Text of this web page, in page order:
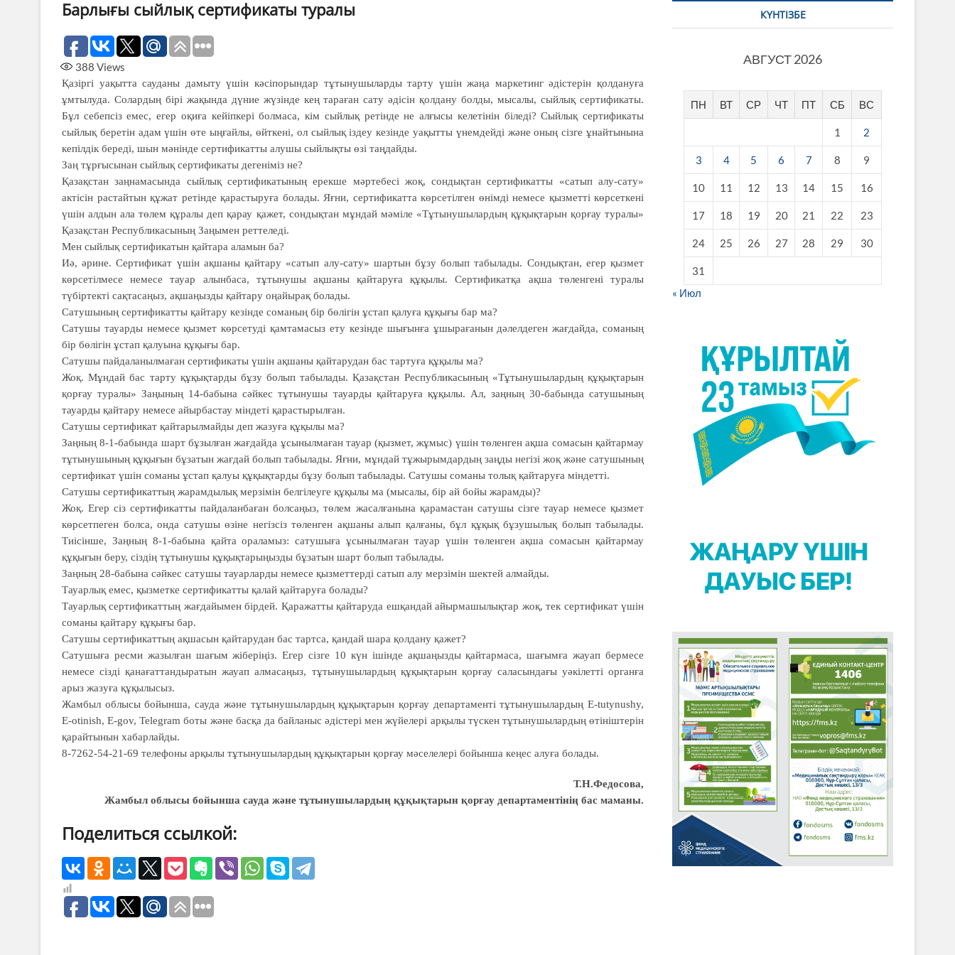
Барлығы сыйлық сертификаты туралы
388 Views
Қазіргі уақытта сауданы дамыту үшін кәсіпорындар тұтынушыларды тарту үшін жаңа маркетинг әдістерін қолдануға
ұмтылуда. Солардың бірі жақында дүние жүзінде кең тараған сату әдісін қолдану болды, мысалы, сыйлық сертификаты.
Бұл себепсіз емес, егер оқиға кейіпкері болмаса, кім сыйлық ретінде не алғысы келетінін біледі? Сыйлық сертификаты
сыйлық беретін адам үшін өте ыңғайлы, өйткені, ол сыйлық іздеу кезінде уақытты үнем­дейді және оның сізге ұнайтынына
кепілдік береді, шын мәнінде сертификатты алушы сыйлықты өзі таңдайды.
Заң тұрғысынан сыйлық серти­фикаты дегеніміз не?
Қазақстан заңнамасында сыйлық сертификатының ерекше мәртебесі жоқ, сондықтан сертификатты «сатып алу-сату»
актісін растайтын құжат ре­тінде қарастыруға болады. Яғни, сер­тификатта көрсетілген өнімді не­месе қызметті көрсеткені
үшін алдын ала тө­лем құралы деп қарау қажет, сон­дықтан мұндай мәміле «Тұты­нушы­лардың құ­қықтарын қорғау туралы»
Қазақстан Рес­публикасының Заңымен реттеледі.
Мен сыйлық сертификатын қай­тара аламын ба?
Иә, әрине. Сертификат үшін ақшаны қайтару «сатып алу-сату» шартын бұзу бо­лып табылады. Сондықтан, егер қызмет
көрсетілмесе немесе тауар алын­­баса, тұтынушы ақшаны қайтаруға құ­қылы. Сертификатқа ақша төленгені ту­ралы
түбіртекті сақтасаңыз, ақша­ңыз­ды қайтару оңайырақ болады.
Сатушының сертификатты қай­тару кезінде соманың бір бөлігін ұс­тап қалуға құқығы бар ма?
Сатушы тауарды немесе қызмет көр­се­туді қамтамасыз ету кезінде шығынға ұшы­рағанын дәлелдеген жағдайда, со­маның
бір бөлігін ұстап қалуына құ­қы­ғы бар.
Сатушы пайдаланылмаған серти­фикаты үшін ақшаны қайтарудан бас тар­­туға құқылы ма?
Жоқ. Мұндай бас тарту құқықтарды бұзу болып табылады. Қазақстан Рес­публикасының «Тұтынушылардың құқық­тарын
қорғау туралы» Заңының 14-бабына сәйкес тұтынушы тауарды қай­таруға құқылы. Ал, заңның 30-ба­бында сатушының
тауарды қай­­тару не­месе айырбастау міндеті қарас­ты­рыл­ған.
Сатушы сертификат қайта­рыл­май­­­ды деп жазуға құқылы ма?
Заңның 8-1-бабында шарт бұзылған жағдайда ұсынылмаған тауар (қызмет, жұмыс) үшін төленген ақша сомасын қайтармау
тұтынушының құқығын бұзатын жағдай болып табылады. Яғни, мұндай тұжырымдардың заңды негізі жоқ және сатушының
сертификат үшін соманы ұстап қалуы құқықтарды бұзу болып табылады. Сатушы соманы толық қайтаруға міндетті.
Сатушы сертификаттың жарам­ды­лық мерзімін белгілеуге құқылы ма (мысалы, бір ай бойы жарамды)?
Жоқ. Егер сіз сертификатты пайда­ланбаған болсаңыз, төлем жасалғанына қарамастан сатушы сізге тауар немесе қызмет
көрсетпеген болса, онда сату­шы өзіне негізсіз төленген ақшаны алып қалғаны, бұл құқық бұзушылық бо­лып табылады.
Тиісінше, Заңның 8-1-бабына қайта ораламыз: сатушыға ұсынылмаған тауар үшін төленген ақша сомасын қайтармау
құқығын беру, сіздің тұтынушы құқықтарыңызды бұзатын шарт болып табылады.
Заңның 28-бабына сәйкес сатушы тауарларды немесе қызметтерді сатып алу мерзімін шектей алмайды.
Тауарлық емес, қызметке серти­фи­катты қалай қайтаруға болады?
Тауарлық сертификаттың жағ­дайы­­мен бірдей. Қаражатты қайтаруда еш­қан­дай айырмашылықтар жоқ, тек сер­ти­фикат үшін
соманы қайтару құ­қығы бар.
Сатушы сертификаттың ақшасын қай­тарудан бас тартса, қандай шара қол­дану қажет?
Сатушыға ресми жазылған ша­ғым жіберіңіз. Егер сізге 10 күн ішін­де ақшаңызды қайтармаса, ша­ғымға жауап бермесе
немесе сізді қана­ғат­­тандыратын жауап алмасаңыз, тұтыну­шылардың құқықтарын қорғау сала­сындағы уәкілетті органға
арыз жазуға құқылысыз.
Жамбыл облысы бойынша, сауда және тұтынушылардың құқықтарын қорғау департаменті тұтынушылардың E-tutynushy,
E-otinish, E-gov, Telegram боты және басқа да байланыс әдіс­тері мен жүйелері арқылы түскен тұтыну­шылардың өтініштерін
қарайтынын хабар­лайды.
8-7262-54-21-69 телефоны арқылы тұтынушылардың құқықтарын қорғау мәселелері бойынша кеңес алуға бо­лады.
Т.Н.Федосова,
Жамбыл облысы бойынша сауда және тұтынушылардың құқықтарын қорғау департаментінің бас маманы.
Поделиться ссылкой:
КҮНТІЗБЕ
АВГУСТ 2026
ПН ВТ СР ЧТ ПТ СБ ВС
1 2
3 4 5 6 7 8 9
10 11 12 13 14 15 16
17 18 19 20 21 22 23
24 25 26 27 28 29 30
31
« Июл